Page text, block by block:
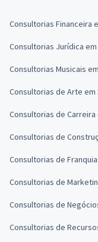
Consultorias Financeira
Consultorias Jurídica
Consultorias Musicais
Consultorias de Arte
Consultorias de
Consultorias de
Consultorias de
Consultorias de
Consultorias de
Consultorias de